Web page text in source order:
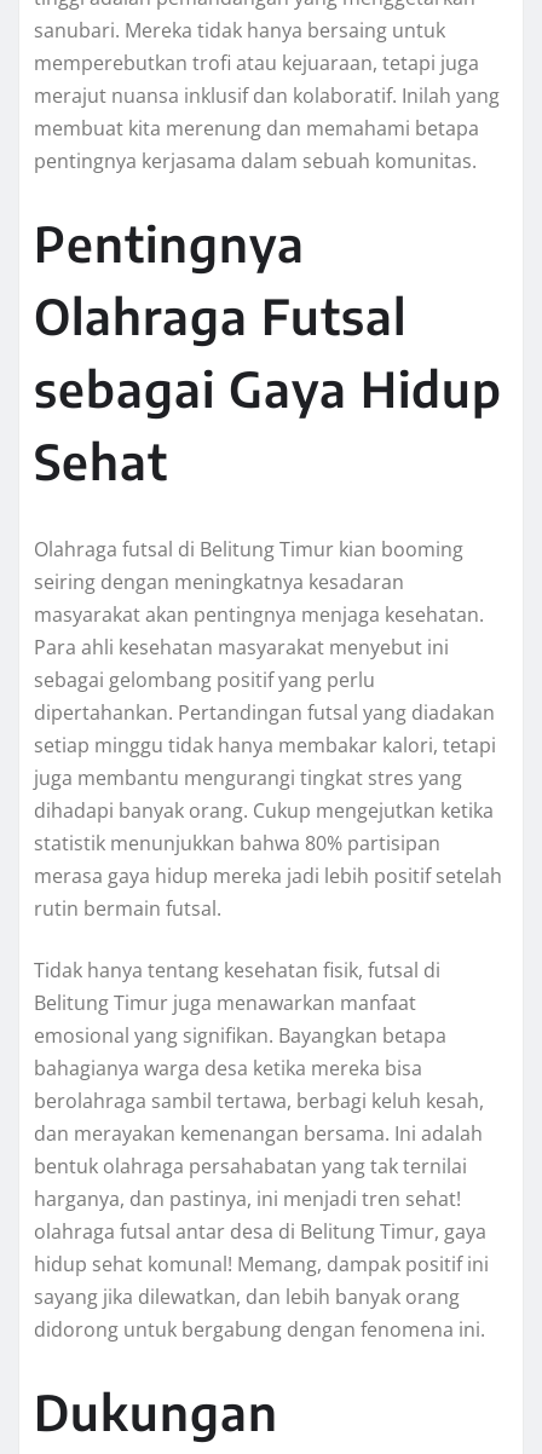
sanubari. Mereka tidak hanya bersaing untuk
memperebutkan trofi atau kejuaraan, tetapi juga
merajut nuansa inklusif dan kolaboratif. Inilah yang
membuat kita merenung dan memahami betapa
pentingnya kerjasama dalam sebuah komunitas.
Pentingnya
Olahraga Futsal
sebagai Gaya Hidup
Sehat
Olahraga futsal di Belitung Timur kian booming
seiring dengan meningkatnya kesadaran
masyarakat akan pentingnya menjaga kesehatan.
Para ahli kesehatan masyarakat menyebut ini
sebagai gelombang positif yang perlu
dipertahankan. Pertandingan futsal yang diadakan
setiap minggu tidak hanya membakar kalori, tetapi
juga membantu mengurangi tingkat stres yang
dihadapi banyak orang. Cukup mengejutkan ketika
statistik menunjukkan bahwa 80% partisipan
merasa gaya hidup mereka jadi lebih positif setelah
rutin bermain futsal.
Tidak hanya tentang kesehatan fisik, futsal di
Belitung Timur juga menawarkan manfaat
emosional yang signifikan. Bayangkan betapa
bahagianya warga desa ketika mereka bisa
berolahraga sambil tertawa, berbagi keluh kesah,
dan merayakan kemenangan bersama. Ini adalah
bentuk olahraga persahabatan yang tak ternilai
harganya, dan pastinya, ini menjadi tren sehat!
olahraga futsal antar desa di Belitung Timur, gaya
hidup sehat komunal! Memang, dampak positif ini
sayang jika dilewatkan, dan lebih banyak orang
didorong untuk bergabung dengan fenomena ini.
Dukungan